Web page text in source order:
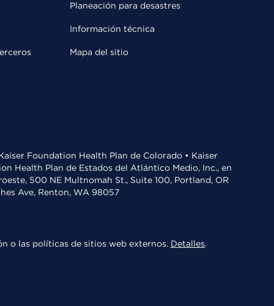
Planeación para desastres
Información técnica
Mapa del sitio
Foundation Health Plan de Colorado • Kaiser
Health Plan de Estados del Atlántico Medio, Inc., en
500 NE Multnomah St., Suite 100, Portland, OR
Ave, Renton, WA 98057
o las políticas de sitios web externos. Detalles.